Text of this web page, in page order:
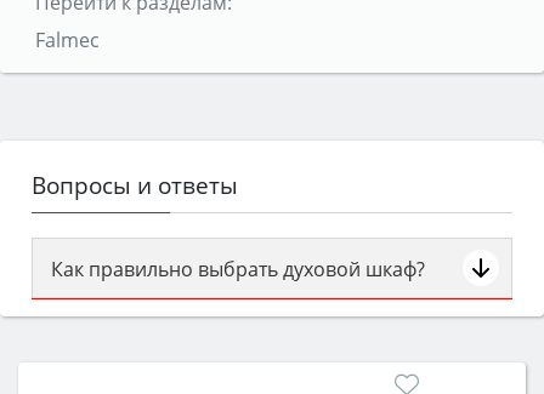
Falmec
Вопросы и ответы
Как правильно выбрать духовой шкаф?
Сначала определитесь с типом (газовый или
затем смотрите на объём 50–70 л для семьи,